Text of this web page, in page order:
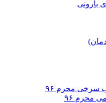
بارونی
محرم ۹۶
محرم ۹۶